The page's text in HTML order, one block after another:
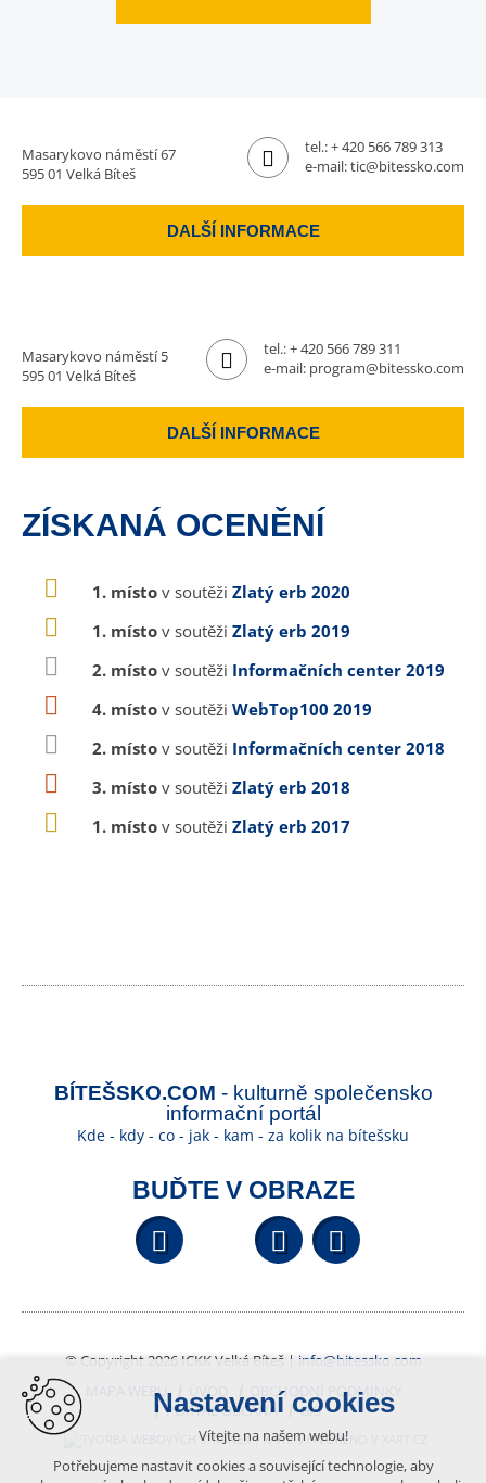
Masarykovo náměstí 67
595 01 Velká Bíteš
tel.:+ 420 566 789 313
e-mail:tic@bitessko.com
DALŠÍ INFORMACE
Masarykovo náměstí 5
595 01 Velká Bíteš
tel.:+ 420 566 789 311
e-mail: program@bitessko.com
DALŠÍ INFORMACE
ZÍSKANÁ OCENĚNÍ
1. místo v soutěži Zlatý erb 2020
1. místo v soutěži Zlatý erb 2019
2. místo v soutěži Informačních center 2019
4. místo v soutěži WebTop100 2019
2. místo v soutěži Informačních center 2018
3. místo v soutěži Zlatý erb 2018
1. místo v soutěži Zlatý erb 2017
BÍTEŠSKO.COM - kulturně společensko
informační portál
Kde - kdy - co - jak - kam - za kolik na bítešsku
BUĎTE V OBRAZE
Facebook YouTube
© Copyright 2026 ICKK Velká Bíteš | info@bitessko.com
MAPA WEBU
ÚVOD
OBCHODNÍ PODMÍNKY
PORTÁL OBČANA
GIS
VYTVOŘENO V XART.CZ
Nastavení cookies
Vítejte na našem webu!
Potřebujeme nastavit cookies a související technologie, aby